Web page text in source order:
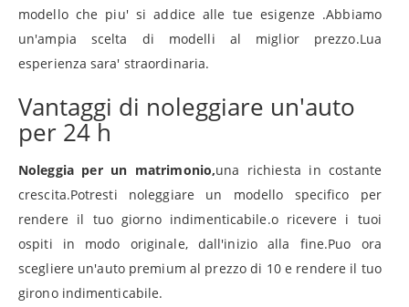
modello che piu' si addice alle tue esigenze .Abbiamo
un'ampia scelta di modelli al miglior prezzo.Lua
esperienza sara' straordinaria.
Vantaggi di noleggiare un'auto
per 24 h
Noleggia per un matrimonio,una richiesta in costante
crescita.Potresti noleggiare un modello specifico per
rendere il tuo giorno indimenticabile.o ricevere i tuoi
ospiti in modo originale, dall'inizio alla fine.Puo ora
scegliere un'auto premium al prezzo di 10 e rendere il tuo
girono indimenticabile.